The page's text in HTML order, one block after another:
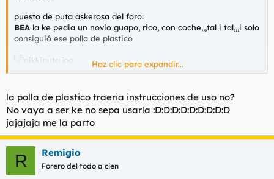
puesto de puta askerosa del foro:
BEA la ke pedia un novio guapo, rico, con coche,,,tal i tal,,,i solo
consiguió ese polla de plastico
Salu2, Dr.Spuny
Haz clic para expandir...
la polla de plastico traeria instrucciones de uso no?
No vaya a ser ke no sepa usarla :D:D:D:D:D:D:D:D:D
jajajaja me la parto
R Remigio
Forero del todo a cien